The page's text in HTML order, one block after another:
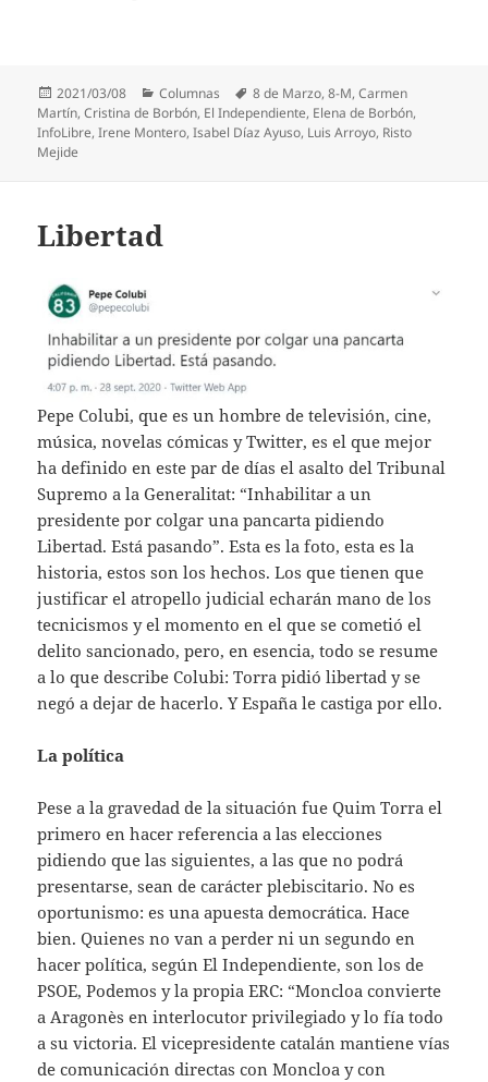
Publicado
el
2021/03/08 Categorías
Columnas Etiquetas
8 de Marzo,8-M,Carmen
Martín,Cristina de Borbón, El Independiente, Elena de Borbón,
InfoLibre,Irene Montero,Isabel Díaz Ayuso, Luis Arroyo, Risto
Mejide
Libertad
Pepe Colubi, que es un hombre de televisión, cine,
música, novelas cómicas y Twitter, es el que mejor
ha definido en este par de días el asalto del Tribunal
Supremo a la Generalitat: “Inhabilitar a un
presidente por colgar una pancarta pidiendo
Libertad. Está pasando”. Esta es la foto, esta es la
historia, estos son los hechos. Los que tienen que
justificar el atropello judicial echarán mano de los
tecnicismos y el momento en el que se cometió el
delito sancionado, pero, en esencia, todo se resume
a lo que describe Colubi: Torra pidió libertad y se
negó a dejar de hacerlo. Y España le castiga por ello.
La política
Pese a la gravedad de la situación fue Quim Torra el
primero en hacer referencia a las elecciones
pidiendo que las siguientes, a las que no podrá
presentarse, sean de carácter plebiscitario. No es
oportunismo: es una apuesta democrática. Hace
bien. Quienes no van a perder ni un segundo en
hacer política, según El Independiente, son los de
PSOE, Podemos y la propia ERC: “Moncloa convierte
a Aragonès en interlocutor privilegiado y lo fía todo
a su victoria. El vicepresidente catalán mantiene vías
de comunicación directas con Moncloa y con